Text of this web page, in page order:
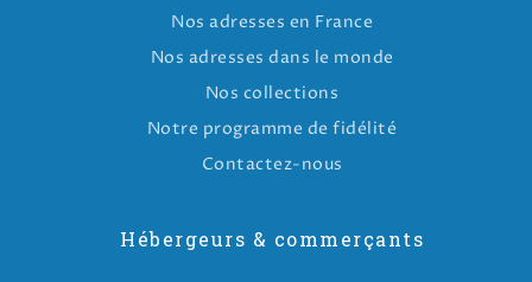
Nos adresses en France
Nos adresses dans le monde
Nos collections
Notre programme de fidélité
Contactez-nous
Hébergeurs & commerçants